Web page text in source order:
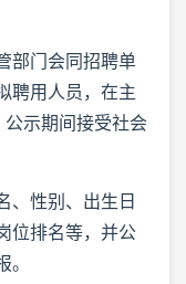
部门会同招聘单
聘用人员，在主
示期间接受社会
、性别、出生日
位排名等，并公